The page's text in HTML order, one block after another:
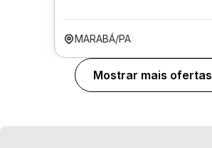
MARABÁ/PA
Mostrar mais ofertas